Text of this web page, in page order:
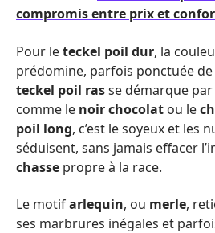
compromis entre prix et
Pour leteckel poil dur, la
prédomine, parfois ponctuée
teckel poil rasse démarque
comme le noir chocolat ou le
poil long, c’est le soyeux et les
séduisent, sans jamais effacer
chasse propre à la race.
Le motifarlequin, ou merle,
ses marbrures inégales et